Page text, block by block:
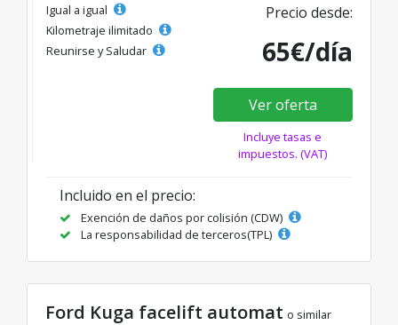
Igual a igual
Kilometraje ilimitado
Reunirse y Saludar
Precio desde:
65€/día
Ver oferta
Incluye tasas e
impuestos. (VAT)
Incluido en el precio:
Exención de daños por colisión (CDW)
La responsabilidad de terceros(TPL)
Ford Kuga facelift automat o similar